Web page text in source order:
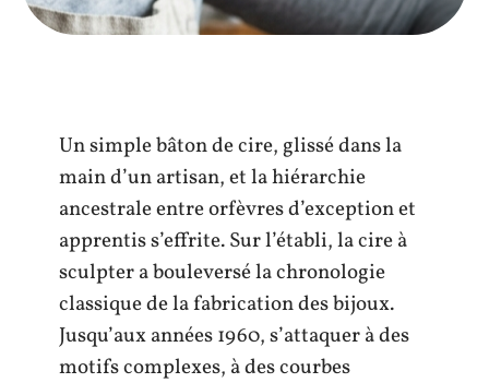
Un simple bâton de cire, glissé dans la
main d’un artisan, et la hiérarchie
ancestrale entre orfèvres d’exception et
apprentis s’effrite. Sur l’établi, la cire à
sculpter a bouleversé la chronologie
classique de la fabrication des bijoux.
Jusqu’aux années 1960, s’attaquer à des
motifs complexes, à des courbes